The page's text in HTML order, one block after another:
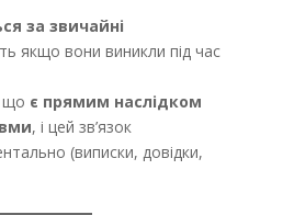
за звичайні
якщо вони виникли під час
що є прямим наслідком
, і цей зв’язок
(виписки, довідки,